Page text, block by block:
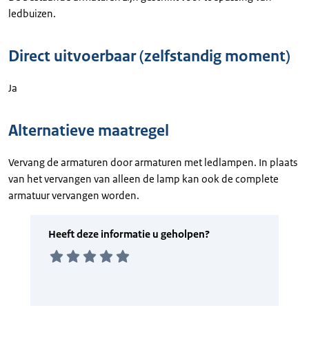
ledbuizen.
Direct uitvoerbaar (zelfstandig moment)
Ja
Alternatieve maatregel
Vervang de armaturen door armaturen met ledlampen. In plaats
van het vervangen van alleen de lamp kan ook de complete
armatuur vervangen worden.